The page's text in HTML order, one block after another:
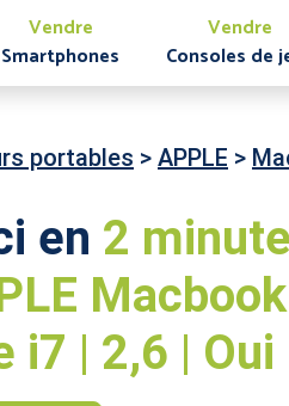
Vendre
Smartphones
Vendre
Consoles de
portables > APPLE >
en 2
i7 | 2,6 | Oui